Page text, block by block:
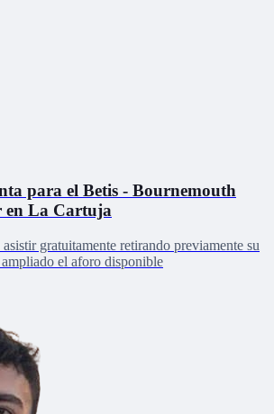
para el Betis - Bournemouth
en La Cartuja
gratuitamente retirando previamente su
el aforo disponible